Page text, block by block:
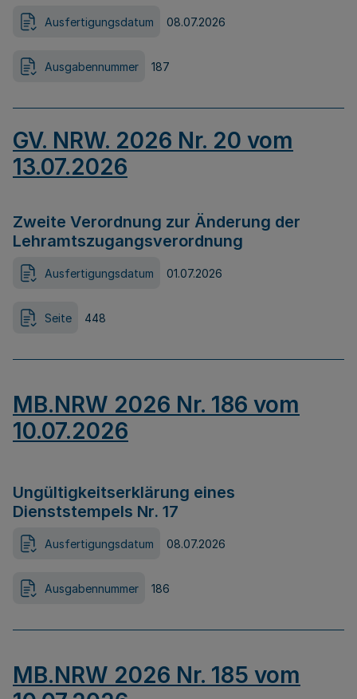
Ausfertigungsdatum 08.07.2026
Ausgabennummer 187
GV. NRW. 2026 Nr. 20 vom
13.07.2026
Zweite Verordnung zur Änderung der
Lehramtszugangsverordnung
Ausfertigungsdatum 01.07.2026
Seite 448
MB.NRW 2026 Nr. 186 vom
10.07.2026
Ungültigkeitserklärung eines
Dienststempels Nr. 17
Ausfertigungsdatum 08.07.2026
Ausgabennummer 186
MB.NRW 2026 Nr. 185 vom